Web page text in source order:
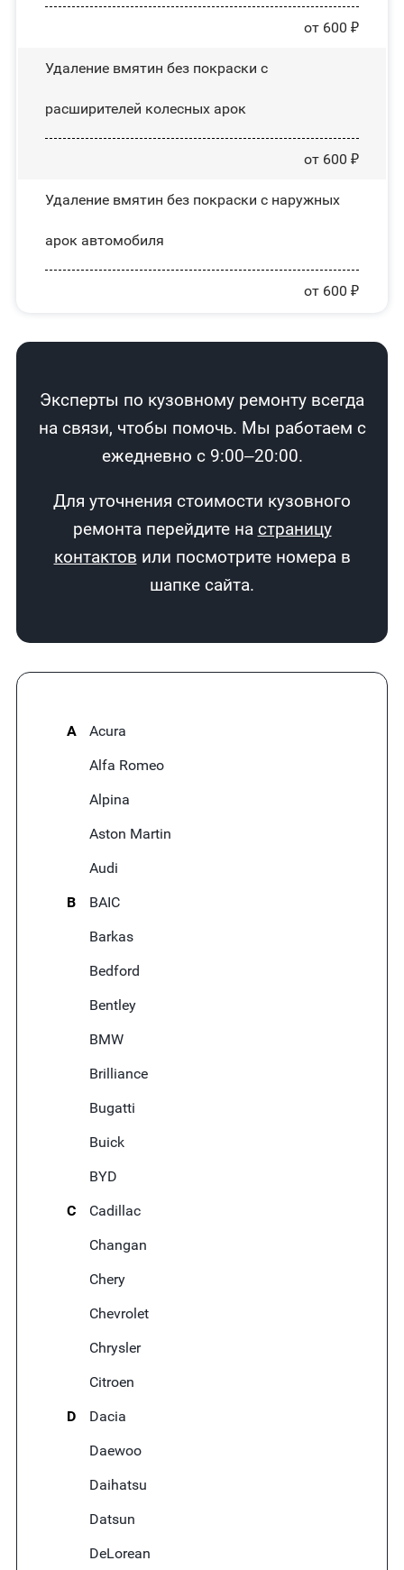
от 600 ₽
Удаление вмятин без покраски с
расширителей колесных арок
от 600 ₽
Удаление вмятин без покраски с наружных
арок автомобиля
от 600 ₽
Эксперты по кузовному ремонту всегда
на связи, чтобы помочь. Мы работаем с
ежедневно с 9:00–20:00.
Для уточнения стоимости кузовного
ремонта перейдите на страницу
контактов или посмотрите номера в
шапке сайта.
A
Acura
Alfa Romeo
Alpina
Aston Martin
Audi
B
BAIC
Barkas
Bedford
Bentley
BMW
Brilliance
Bugatti
Buick
BYD
C
Cadillac
Changan
Chery
Chevrolet
Chrysler
Citroen
D
Dacia
Daewoo
Daihatsu
Datsun
DeLorean